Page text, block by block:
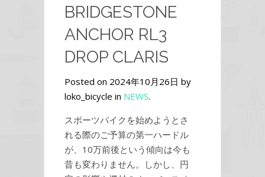
BRIDGESTONE
ANCHOR RL3
DROP CLARIS
Posted on 2024年10月26日 by
loko_bicycle in NEWS.
スポーツバイクを始めようとさ
れる際のご予算の第一ハードル
が、10万前後という傾向は今も
昔も変わりません。しかし、円